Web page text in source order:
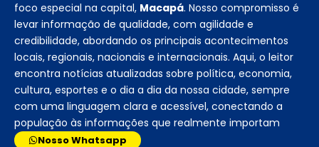
foco especial na capital, Macapá. Nosso compromisso é
levar informação de qualidade, com agilidade e
credibilidade, abordando os principais acontecimentos
locais, regionais, nacionais e internacionais. Aqui, o leitor
encontra notícias atualizadas sobre política, economia,
cultura, esportes e o dia a dia da nossa cidade, sempre
com uma linguagem clara e acessível, conectando a
população às informações que realmente importam
Nosso Whatsapp